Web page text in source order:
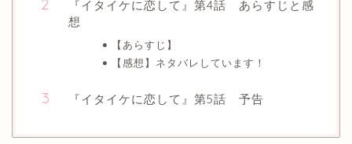
『イタイケに恋して』第4話 あらすじと感
想
【あらすじ】
【感想】ネタバレしています！
『イタイケに恋して』第5話 予告